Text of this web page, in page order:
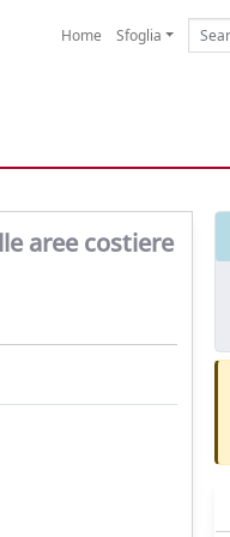
Home Sfoglia
aree costiere